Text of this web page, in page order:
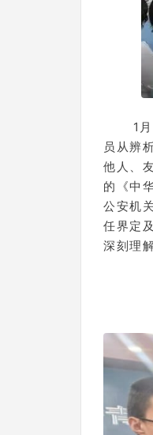
1
员从辨
他人、
的《中
公安机
任界定
深刻理